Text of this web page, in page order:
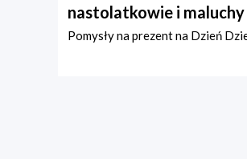
nastolatkowie i maluchy
Pomysły na prezent na Dzień